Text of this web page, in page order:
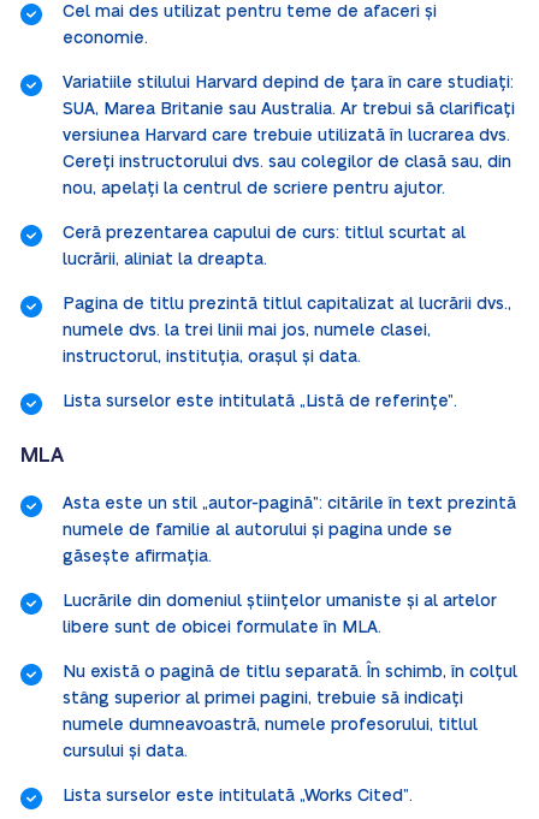
Cel mai des utilizat pentru teme de afaceri și
economie.
Variatiile stilului Harvard depind de țara în care studiați:
SUA, Marea Britanie sau Australia. Ar trebui să clarificați
versiunea Harvard care trebuie utilizată în lucrarea dvs.
Cereți instructorului dvs. sau colegilor de clasă sau, din
nou, apelați la centrul de scriere pentru ajutor.
Ceră prezentarea capului de curs: titlul scurtat al
lucrării, aliniat la dreapta.
Pagina de titlu prezintă titlul capitalizat al lucrării dvs.,
numele dvs. la trei linii mai jos, numele clasei,
instructorul, instituția, orașul și data.
Lista surselor este intitulată „Listă de referințe”.
MLA
Asta este un stil „autor-pagină”: citările în text prezintă
numele de familie al autorului și pagina unde se
găsește afirmația.
Lucrările din domeniul științelor umaniste și al artelor
libere sunt de obicei formulate în MLA.
Nu există o pagină de titlu separată. În schimb, în colțul
stâng superior al primei pagini, trebuie să indicați
numele dumneavoastră, numele profesorului, titlul
cursului și data.
Lista surselor este intitulată „Works Cited”.